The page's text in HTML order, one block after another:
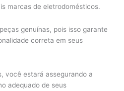
marcas de eletrodomésticos.
genuínas, pois isso garante
correta em seus
você estará assegurando a
adequado de seus